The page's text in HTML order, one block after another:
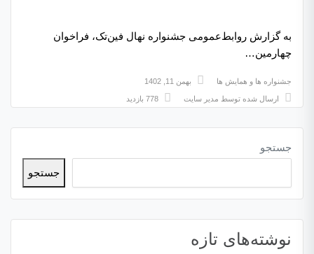
به گزارش روابط‌عمومی جشنواره نهال فین‌تک، فراخوان
چهارمین…
جشنواره ها و همایش ها بهمن 11, 1402
ارسال شده توسط مدیر سایت
جستجو
جستجو
نوشته‌های تازه